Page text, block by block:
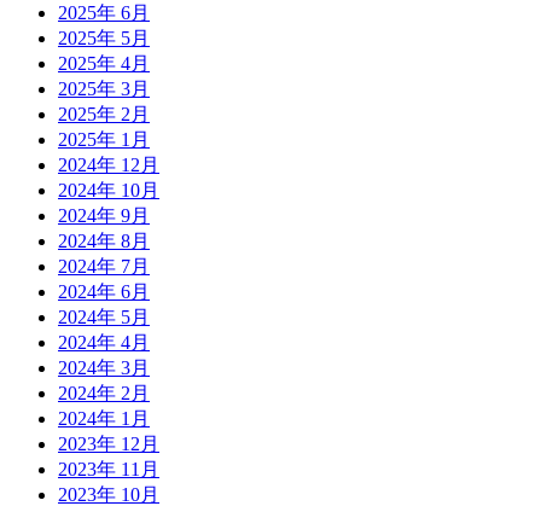
2025年 6月
2025年 5月
2025年 4月
2025年 3月
2025年 2月
2025年 1月
2024年 12月
2024年 10月
2024年 9月
2024年 8月
2024年 7月
2024年 6月
2024年 5月
2024年 4月
2024年 3月
2024年 2月
2024年 1月
2023年 12月
2023年 11月
2023年 10月